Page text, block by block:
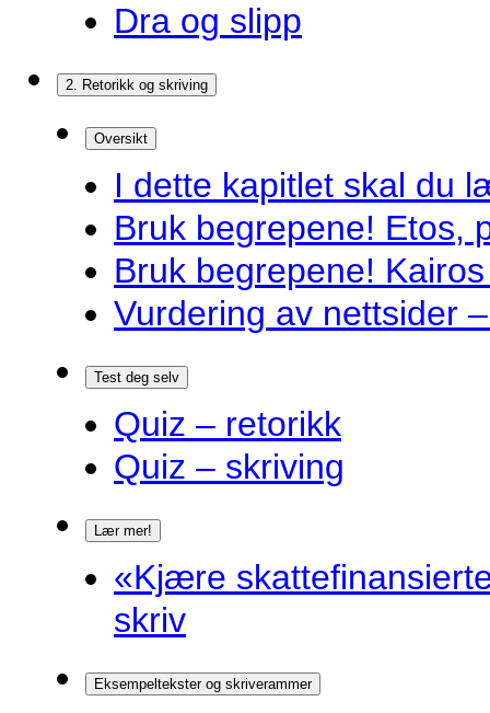
Dra og slipp
2. Retorikk og skriving
Oversikt
I dette kapitlet skal du
Bruk begrepene! Etos,
Bruk begrepene!
Vurdering av nettsider
Test deg selv
Quiz – retorikk
Quiz – skriving
Lær mer!
«Kjære
skriv
Eksempeltekster og skriverammer